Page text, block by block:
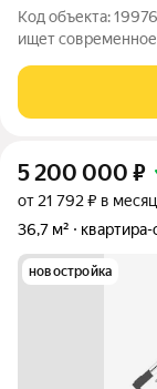
Код объекта:
ищет
"Рафинад".
кирпично-
5 200 000 ₽
от 21 792 ₽ в месяц
36,7 м²
квартира-
новостройка